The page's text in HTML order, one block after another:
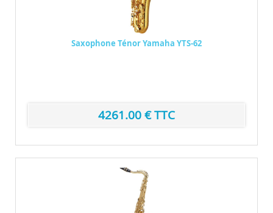
Saxophone Ténor Yamaha YTS-62
4261.00 € TTC
Saxophone ténor Corps et mécanique en laiton Clé de